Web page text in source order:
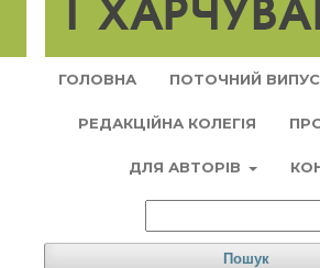
ГОЛОВНА ПОТОЧНИЙ
РЕДАКЦІЙНА КОЛЕГІЯ
ДЛЯ АВТОРІВ
Пошук